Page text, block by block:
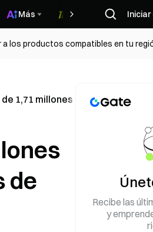
Más
a los productos compatibles en tu
1,71 millones de dólares el 19
de
Recibe las
y